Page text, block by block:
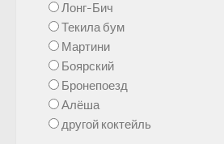
Лонг-Бич
Текила бум
Мартини
Боярский
Бронепоезд
Алёша
другой коктейль